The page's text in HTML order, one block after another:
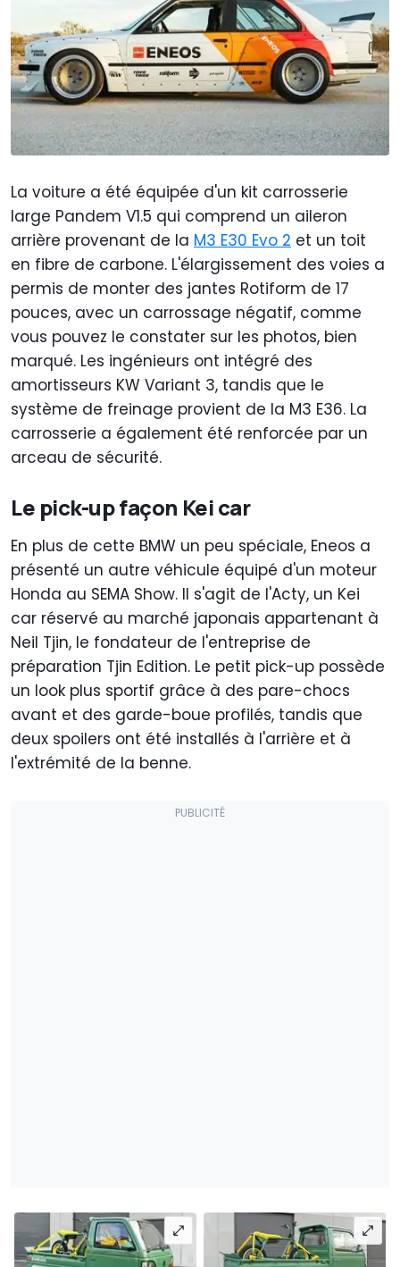
La voiture a été équipée d'un kit carrosserie
large Pandem V1.5 qui comprend un aileron
arrière provenant de la M3 E30 Evo 2 et un toit
en fibre de carbone. L'élargissement des voies a
permis de monter des jantes Rotiform de 17
pouces, avec un carrossage négatif, comme
vous pouvez le constater sur les photos, bien
marqué. Les ingénieurs ont intégré des
amortisseurs KW Variant 3, tandis que le
système de freinage provient de la M3 E36. La
carrosserie a également été renforcée par un
arceau de sécurité.
Le pick-up façon Kei car
En plus de cette BMW un peu spéciale, Eneos a
présenté un autre véhicule équipé d'un moteur
Honda au SEMA Show. Il s'agit de l'Acty, un Kei
car réservé au marché japonais appartenant à
Neil Tjin, le fondateur de l'entreprise de
préparation Tjin Edition. Le petit pick-up possède
un look plus sportif grâce à des pare-chocs
avant et des garde-boue profilés, tandis que
deux spoilers ont été installés à l'arrière et à
l'extrémité de la benne.